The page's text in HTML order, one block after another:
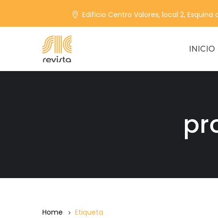
Edificio Centro Valores, local 2, Esquina
INICIO
Home Etiqueta